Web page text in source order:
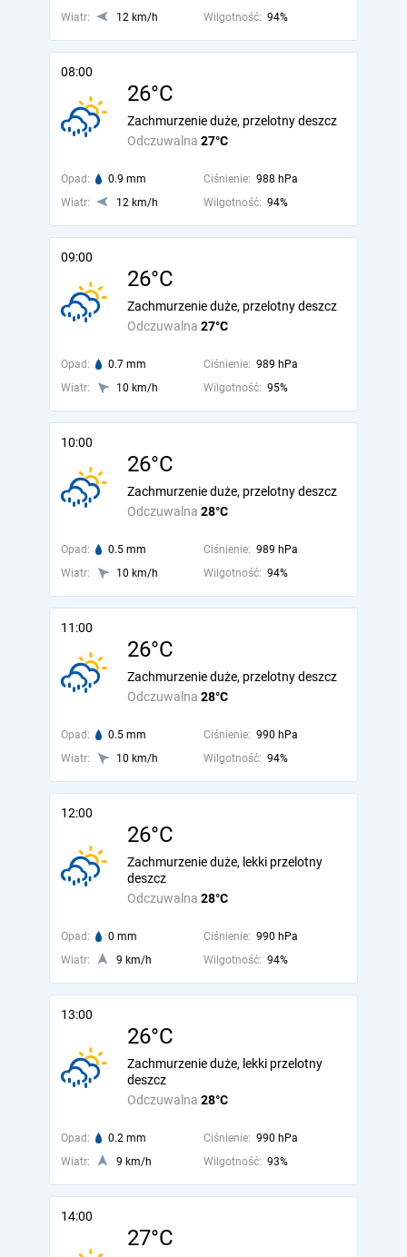
Wiatr: 12 km/h Wilgotność: 94%
08:00
26°C
Odczuwalna 27°C
Zachmurzenie duże, przelotny deszcz
Opad: 0.9 mm Ciśnienie: 988 hPa
Wiatr:
12 km/h Wilgotność: 94%
09:00
26°C
Odczuwalna 27°C
Zachmurzenie duże, przelotny deszcz
Opad: 0.7 mm Ciśnienie: 989 hPa
Wiatr:
10 km/h Wilgotność: 95%
10:00
26°C
Odczuwalna 28°C
Zachmurzenie duże, przelotny deszcz
Opad: 0.5 mm Ciśnienie: 989 hPa
Wiatr:
10 km/h Wilgotność: 94%
11:00
26°C
Odczuwalna 28°C
Zachmurzenie duże, przelotny deszcz
Opad: 0.5 mm Ciśnienie: 990 hPa
Wiatr:
10 km/h Wilgotność: 94%
12:00
26°C
Odczuwalna 28°C
Zachmurzenie duże, lekki przelotny
deszcz
Opad: 0 mm Ciśnienie: 990 hPa
Wiatr:
9 km/h Wilgotność: 94%
13:00
26°C
Odczuwalna 28°C
Zachmurzenie duże, lekki przelotny
deszcz
Opad: 0.2 mm Ciśnienie: 990 hPa
Wiatr:
9 km/h Wilgotność: 93%
14:00
27°C